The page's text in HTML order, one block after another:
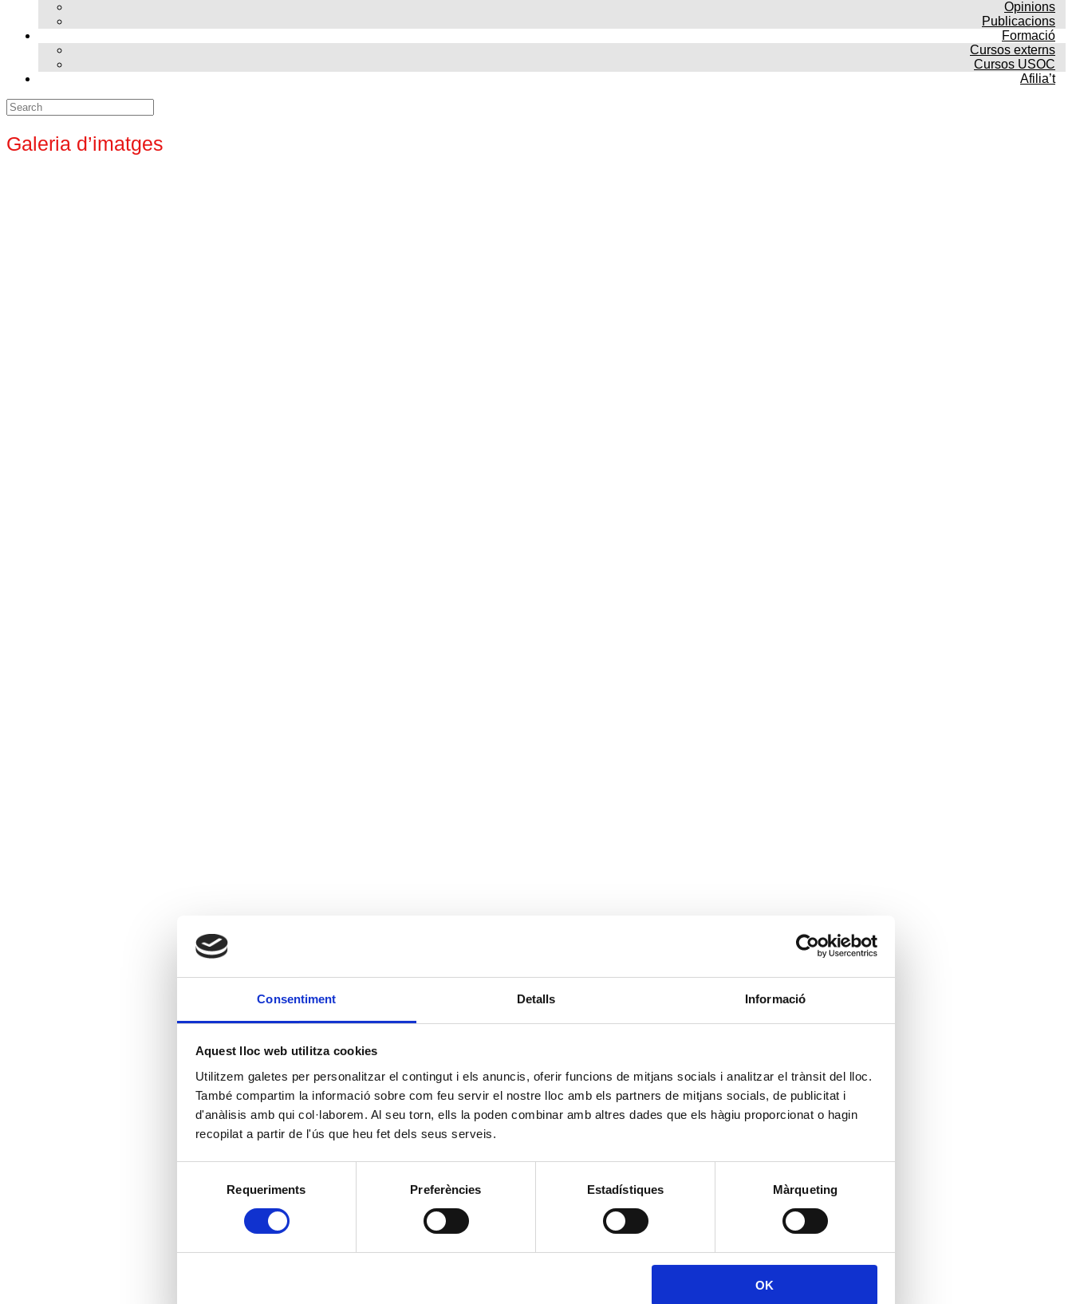
Consentiment Detalls Informació
Aquest lloc web utilitza cookies
Utilitzem galetes per personalitzar el contingut i els anuncis, oferir funcions de mitjans socials i analitzar el trànsit del lloc.
També compartim la informació sobre com feu servir el nostre lloc amb els partners de mitjans socials, de publicitat i
d'anàlisis amb qui col·laborem. Al seu torn, ells la poden combinar amb altres dades que els hàgiu proporcionat o hagin
recopilat a partir de l'ús que heu fet dels seus serveis.
consentiment
Requeriments Preferències Estadístiques Màrqueting
OK
Opinions
Publicacions
Formació
Cursos externs
Cursos USOC
Afilia’t
Search
for:
Galeria d’imatges